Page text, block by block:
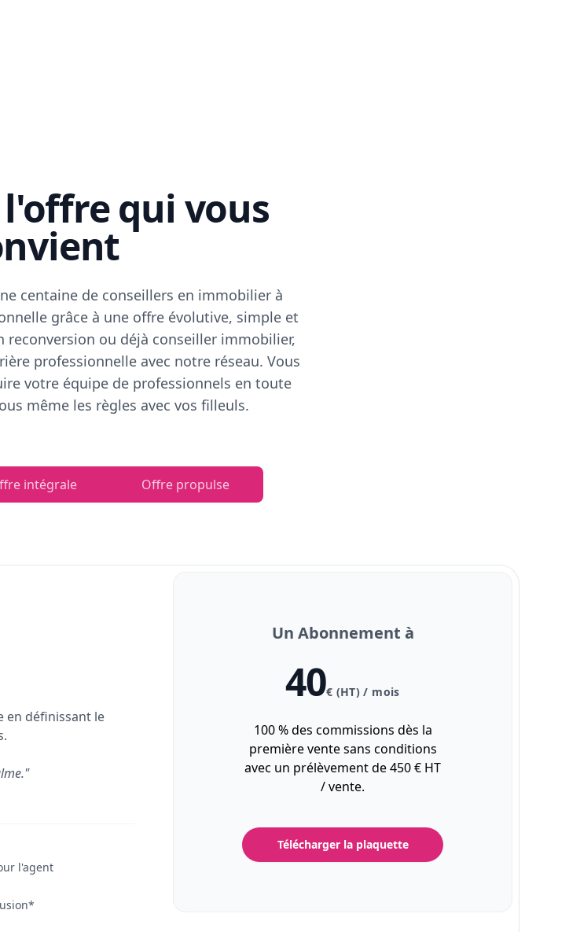
l'offre qui vous
centaine de conseillers en immobilier à
grâce à une offre évolutive, simple et
reconversion ou déjà conseiller immobilier,
professionnelle avec notre réseau. Vous
votre équipe de professionnels en toute
même les règles avec vos filleuls.
intégrale Offre propulse
en définissant le
l'agent
Un Abonnement à
40€ (HT) / mois
100 % des commissions dès la
première vente sans conditions
avec un prélèvement de 450 € HT
/ vente.
Télécharger la plaquette